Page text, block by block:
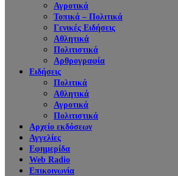
Αγροτικά
Τοπικά – Πολιτικά
Γενικές Ειδήσεις
Αθλητικά
Πολιτιστικά
Αρθρογραφία
Ειδήσεις
Πολιτικά
Αθλητικά
Αγροτικά
Πολιτιστικά
Αρχείο εκδόσεων
Αγγελίες
Εφημερίδα
Web Radio
Επικοινωνία